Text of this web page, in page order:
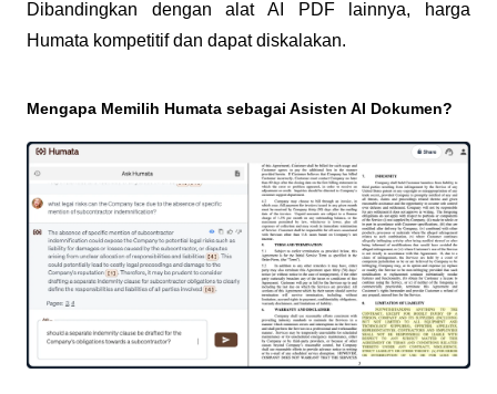
Dibandingkan dengan alat AI PDF lainnya, harga
Humata kompetitif dan dapat diskalakan.
Mengapa Memilih Humata sebagai Asisten AI Dokumen?